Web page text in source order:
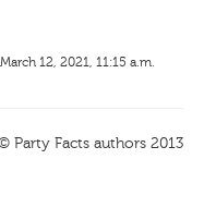
12, 2021, 11:15 a.m.
Party Facts authors 2013